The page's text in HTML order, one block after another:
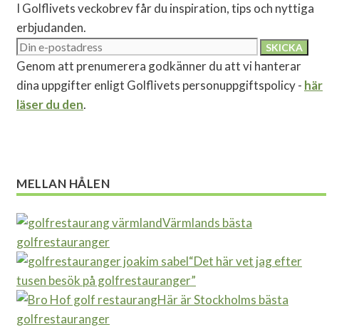
I Golflivets veckobrev får du inspiration, tips och nyttiga
erbjudanden.
Genom att prenumerera godkänner du att vi hanterar
dina uppgifter enligt Golflivets personuppgiftspolicy - här
läser du den.
MELLAN HÅLEN
Värmlands bästa
golfrestauranger
“Det här vet jag efter
tusen besök på golfrestauranger”
Här är Stockholms bästa
golfrestauranger